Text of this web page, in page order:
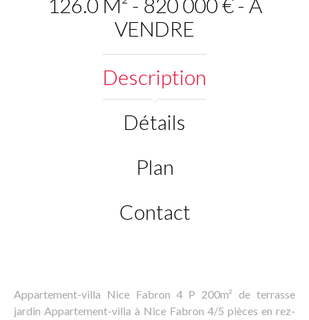
VENDRE
Description
Détails
Plan
Contact
Appartement-villa Nice Fabron 4 P 200m² de terrasse
jardin Appartement-villa à Nice Fabron 4/5 pièces en rez-